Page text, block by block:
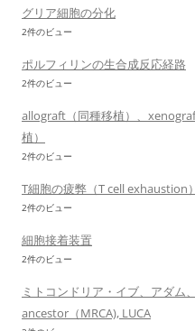
グリア細胞の分化
2件のビュー
ポルフィリンの生合成反応経路
2件のビュー
allograft（同種移植）、
植）
2件のビュー
T細胞の疲弊（T cell exhaustion
2件のビュー
細胞接着装置
2件のビュー
ミトコンドリア・イブ、アダ
ancestor（MRCA), LUCA